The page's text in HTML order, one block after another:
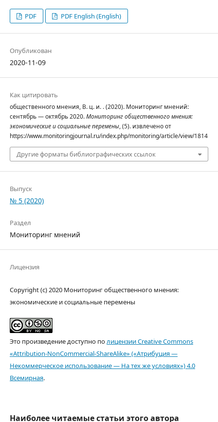
PDF PDF English (English)
Опубликован
2020-11-09
Как цитировать
общественного мнения, В. ц. и. . (2020). Мониторинг мнений:
сентябрь — октябрь 2020.Мониторинг общественного мнения:
экономические и социальные перемены, (5). извлечено от
https://www.monitoringjournal.ru/index.php/monitoring/article/view/1814
Другие форматы библиографических ссылок
Выпуск
№ 5 (2020)
Раздел
Мониторинг мнений
Лицензия
Copyright (c) 2020 Мониторинг общественного мнения:
экономические и социальные перемены
Это произведение доступно полицензии Creative Commons
«Attribution-NonCommercial-ShareAlike» («Атрибуция —
Некоммерческое использование — На тех же условиях») 4.0
Всемирная.
Наиболее читаемые статьи этого автора